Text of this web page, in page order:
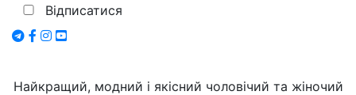
Відписатися
Найкращий, модний і якісний чоловічий та жіночий